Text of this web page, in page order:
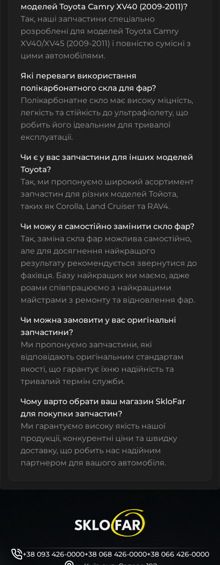
моделей Toyota Camry XV40 (2009-2011)?
Так, наші запчастини спеціально
розроблені для моделей Toyota Camry
XV40/XV45 (2009-2011) і повністю сумісні з
цими автомобілями.
Які переваги використання
полікарбонатного скла для фар?
Полікарбонатне скло має високу міцність,
легкість та стійкість до ультрафіолету, що
робить його ідеальним для тривалої
експлуатації.
Чи є у вас запчастини для інших моделей
Toyota?
Так, ми пропонуємо широкий асортимент
запчастин для різних моделей Тойота,
таких як Corolla, Land Cruiser та RAV4.
Чи можу я самостійно замінити скло фар?
Так, заміна скла фар можлива самостійно,
але для досягнення найкращого
результату рекомендується звернутися до
фахівця. Базу найкращих ми маємо, адже
роами співпрацюємо з найкращими
майстрами з ремонту та відновлення фар.
Чи можна замовити у вас оригінальні
запчастини?
Ми пропонуємо запчастини, які
відповідають оригінальним стандартам
якості, що гарантує їхню надійність та
тривалий термін служби.
Чому варто обрати ваш магазин SkloFar
для покупки запчастин?
Ми гарантуємо високу якість нашої
продукції, конкурентні ціни та швидку
доставку, що робить нас надійним
партнером для вашого автомобіля.
+38 093 426-0000+38 068 426-0000+38 066 426-0000